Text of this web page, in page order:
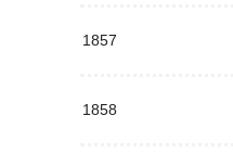
1857
1858